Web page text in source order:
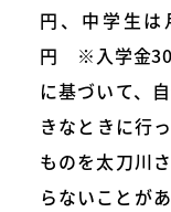
円、中学生
円 ※入学金
に基づいて、
きなときに行
ものを太刀川
らないことが